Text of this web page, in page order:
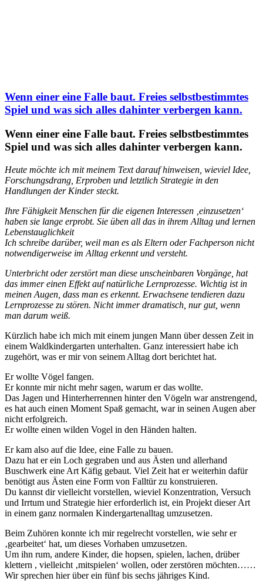
Wenn einer eine Falle baut. Freies selbstbestimmtes
Spiel und was sich alles dahinter verbergen kann.
Wenn einer eine Falle baut. Freies selbstbestimmtes
Spiel und was sich alles dahinter verbergen kann.
Heute möchte ich mit meinem Text darauf hinweisen, wieviel Idee,
Forschungsdrang, Erproben und letztlich Strategie in den
Handlungen der Kinder steckt.
Ihre Fähigkeit Menschen für die eigenen Interessen ‚einzusetzen‘
haben sie lange erprobt. Sie üben all das in ihrem Alltag und lernen
Lebenstauglichkeit
Ich schreibe darüber, weil man es als Eltern oder Fachperson nicht
notwendigerweise im Alltag erkennt und versteht.
Unterbricht oder zerstört man diese unscheinbaren Vorgänge, hat
das immer einen Effekt auf natürliche Lernprozesse. Wichtig ist in
meinen Augen, dass man es erkennt. Erwachsene tendieren dazu
Lernprozesse zu stören. Nicht immer dramatisch, nur gut, wenn
man darum weiß.
Kürzlich habe ich mich mit einem jungen Mann über dessen Zeit in
einem Waldkindergarten unterhalten. Ganz interessiert habe ich
zugehört, was er mir von seinem Alltag dort berichtet hat.
Er wollte Vögel fangen.
Er konnte mir nicht mehr sagen, warum er das wollte.
Das Jagen und Hinterherrennen hinter den Vögeln war anstrengend,
es hat auch einen Moment Spaß gemacht, war in seinen Augen aber
nicht erfolgreich.
Er wollte einen wilden Vogel in den Händen halten.
Er kam also auf die Idee, eine Falle zu bauen.
Dazu hat er ein Loch gegraben und aus Ästen und allerhand
Buschwerk eine Art Käfig gebaut. Viel Zeit hat er weiterhin dafür
benötigt aus Ästen eine Form von Falltür zu konstruieren.
Du kannst dir vielleicht vorstellen, wieviel Konzentration, Versuch
und Irrtum und Strategie hier erforderlich ist, ein Projekt dieser Art
in einem ganz normalen Kindergartenalltag umzusetzen.
Beim Zuhören konnte ich mir regelrecht vorstellen, wie sehr er
‚gearbeitet‘ hat, um dieses Vorhaben umzusetzen.
Um ihn rum, andere Kinder, die hopsen, spielen, lachen, drüber
klettern , vielleicht ‚mitspielen‘ wollen, oder zerstören möchten……
Wir sprechen hier über ein fünf bis sechs jähriges Kind.